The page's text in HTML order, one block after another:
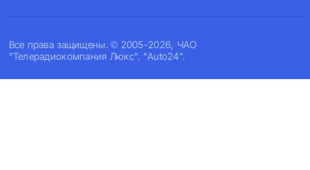
Все права защищены. © 2005-2026, ЧАО
"Телерадиокомпания Люкс". "Auto24".